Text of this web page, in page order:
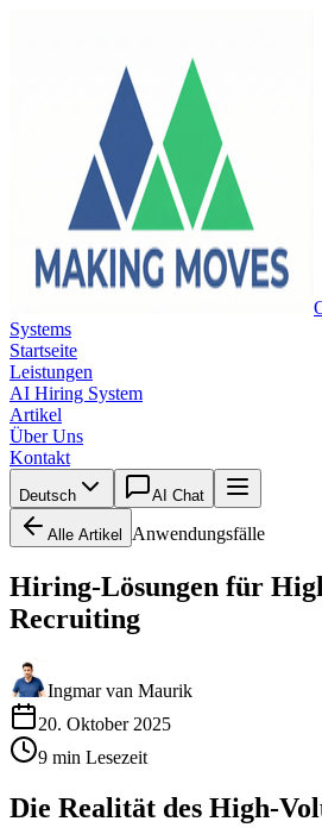
Systems
Startseite
Leistungen
AI Hiring System
Artikel
Über Uns
Kontakt
Deutsch AI Chat
Alle Artikel Anwendungsfälle
Hiring-Lösungen für
Recruiting
Ingmar van Maurik
20. Oktober 2025
9 min Lesezeit
Die Realität des High-